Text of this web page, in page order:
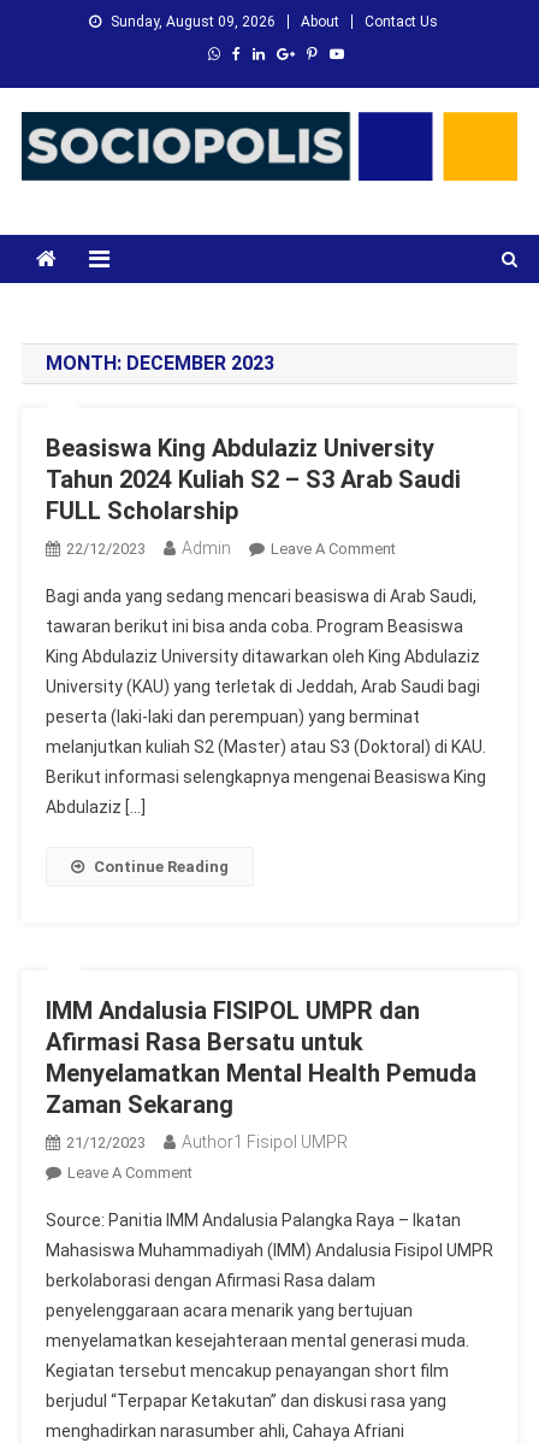
Sunday, August 09, 2026 About Contact Us
MONTH: DECEMBER 2023
Beasiswa King Abdulaziz University
Tahun 2024 Kuliah S2 – S3 Arab Saudi
FULL Scholarship
22/12/2023 Admin Leave A CommentOn
King
Abdulaziz
University
Tahun
2024
Kuliah
S2
Bagi anda yang sedang mencari beasiswa di Arab Saudi,
tawaran berikut ini bisa anda coba. Program Beasiswa
King Abdulaziz University ditawarkan oleh King Abdulaziz
University (KAU) yang terletak di Jeddah, Arab Saudi bagi
peserta (laki-laki dan perempuan) yang berminat
melanjutkan kuliah S2 (Master) atau S3 (Doktoral) di KAU.
Berikut informasi selengkapnya mengenai Beasiswa King
Abdulaziz […]
Continue Reading
IMM Andalusia FISIPOL UMPR dan
Afirmasi Rasa Bersatu untuk
Menyelamatkan Mental Health Pemuda
Zaman Sekarang
21/12/2023 Author1 Fisipol UMPR
Leave A CommentOn
Andalusia
FISIPOL
UMPR
Dan
Afirmasi
Rasa
Bersatu
Untuk
Source: Panitia IMM Andalusia Palangka Raya – Ikatan
Mahasiswa Muhammadiyah (IMM) Andalusia Fisipol UMPR
berkolaborasi dengan Afirmasi Rasa dalam
penyelenggaraan acara menarik yang bertujuan
menyelamatkan kesejahteraan mental generasi muda.
Kegiatan tersebut mencakup penayangan short film
berjudul “Terpapar Ketakutan” dan diskusi rasa yang
menghadirkan narasumber ahli, Cahaya Afriani